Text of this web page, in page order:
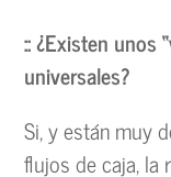
:: ¿Existen unos
universales?
Si, y están muy
flujos de caja, la